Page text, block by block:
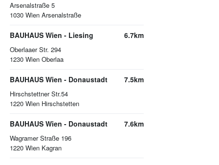
Arsenalstraße 5
1030 Wien Arsenalstraße
BAUHAUS Wien - Liesing
Oberlaaer Str. 294
1230 Wien Oberlaa
6.7km
BAUHAUS Wien - Donaustadt
Hirschstettner Str.54
1220 Wien Hirschstetten
7.5km
BAUHAUS Wien - Donaustadt
Wagramer Straße 196
1220 Wien Kagran
7.6km